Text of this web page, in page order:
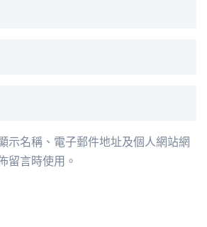
示名稱、電子郵件地址及個人網站網
留言時使用。